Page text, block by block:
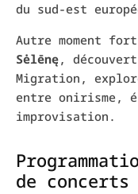
du sud-est
Autre moment
Sėlēnę,
Migration,
entre onirisme,
improvisation.
de